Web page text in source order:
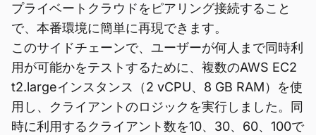
プライベートクラウドをピアリング接続すること
で、本番環境に簡単に再現できます。
このサイドチェーンで、ユーザーが何人まで同時利
用が可能かをテストするために、複数のAWS EC2
t2.largeインスタンス（2 vCPU、8 GB RAM）を使
用し、クライアントのロジックを実行しました。同
時に利用するクライアント数を10、30、60、100で